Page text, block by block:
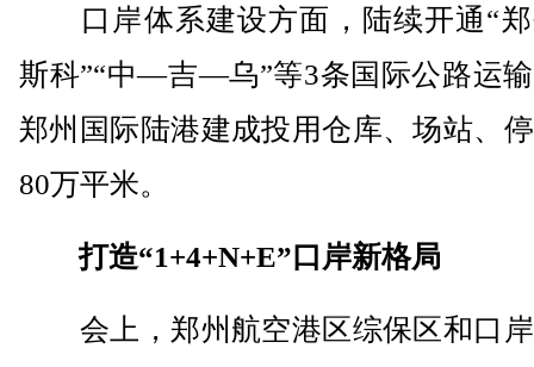
口岸体系建设方面，陆续开通“
斯科”“中—吉—乌”等3条国际公路运
郑州国际陆港建成投用仓库、场站、
80万平米。
打造“1+4+N+E”口岸新格局
会上，郑州航空港区综保区和口